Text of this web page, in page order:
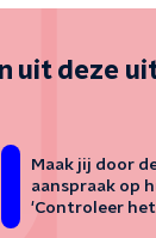
uit deze
Maak jij door
aanspraak op
'Controleer